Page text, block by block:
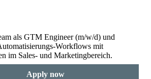
als GTM Engineer (m/w/d) und
Workflows mit
im Sales- und Marketingbereich.
Apply now